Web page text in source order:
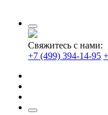
Свяжитесь с нами:
+7 (499) 394-14-95